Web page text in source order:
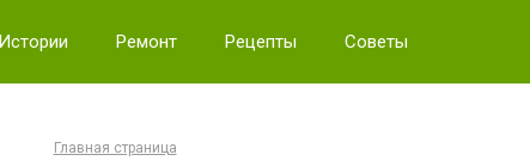
Истории Ремонт Рецепты Советы
Главная страница